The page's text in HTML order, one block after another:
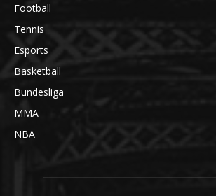
Football
Tennis
Esports
Basketball
Bundesliga
MMA
NBA